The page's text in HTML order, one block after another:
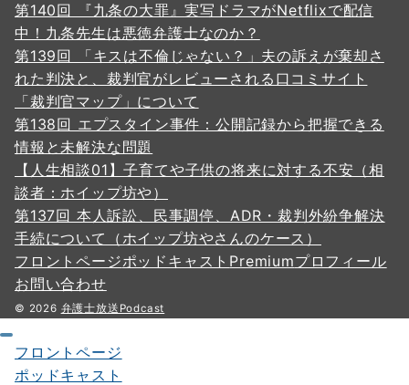
第140回 『九条の大罪』実写ドラマがNetflixで配信
中！九条先生は悪徳弁護士なのか？
第139回 「キスは不倫じゃない？」夫の訴えが棄却さ
れた判決と、裁判官がレビューされる口コミサイト
「裁判官マップ」について
第138回 エプスタイン事件：公開記録から把握できる
情報と未解決な問題
【人生相談01】子育てや子供の将来に対する不安（相
談者：ホイップ坊や）
第137回 本人訴訟、民事調停、ADR・裁判外紛争解決
手続について（ホイップ坊やさんのケース）
フロントページポッドキャスト Premiumプロフィール
お問い合わせ
© 2026 弁護士放送Podcast
フロントページ
ポッドキャスト